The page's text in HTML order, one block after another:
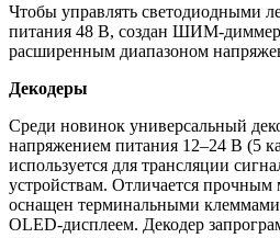
Чтобы управлять светодиодными
питания 48 В, создан ШИМ-диммер
расширенным диапазоном
Декодеры
Среди новинок универсальный
напряжением питания 12–24 В (5
используется для трансляции
устройствам. Отличается прочным
оснащен терминальными
OLED-дисплеем. Декодер